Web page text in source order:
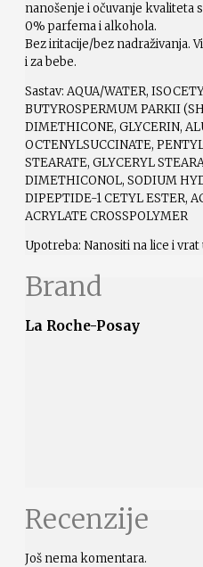
nanošenje i očuvanje kvaliteta
0% parfema i alkohola.
Bez iritacije/bez nadraživanja.
i za bebe.
Sastav: AQUA/WATER,
BUTYROSPERMUM PARKII
DIMETHICONE, GLYCERIN,
OCTENYLSUCCINATE,
STEARATE, GLYCERYL
DIMETHICONOL, SODIUM
DIPEPTIDE-1 CETYL ESTER,
ACRYLATE CROSSPOLYMER
Upotreba: Nanositi na lice i vrat
Brand
La Roche-Posay
Recenzije
Još nema komentara.